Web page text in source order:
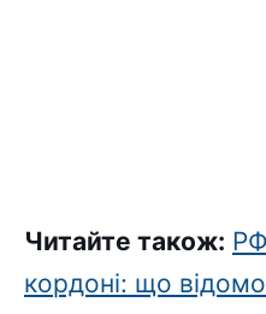
Читайте також:
кордоні: що